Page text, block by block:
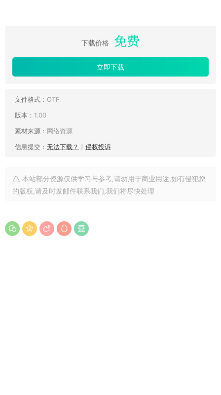
下载价格 免费
立即下载
文件格式： OTF
版本： 1.00
素材来源： 网络资源
信息提交： 无法下载？ 侵权投诉
本站部分资源仅供学习与参考,请勿用于商业用途,如有侵犯您
的版权,请及时发邮件联系我们,我们将尽快处理